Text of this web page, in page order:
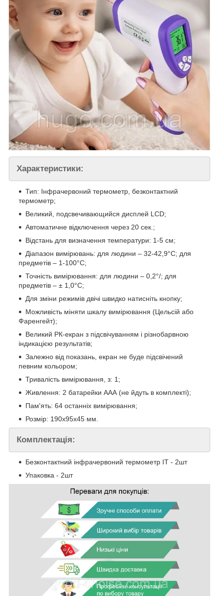
Характеристики:
Тип: Інфрачервоний термометр, безконтактний
термометр;
Великий, подсвечивающийся дисплей LCD;
Автоматичне відключення через 20 сек.;
Відстань для визначення температури: 1-5 см;
Діапазон вимірювань: для людини – 32-42,9°C; для
предметів – 1-100°C;
Точність вимірювання: для людини – 0,2°/; для
предметів – ± 1,0°C;
Для зміни режимів двічі швидко натисніть кнопку;
Можливість міняти шкалу вимірювання (Цельсій або
Фаренгейт);
Великий РК-екран з підсвічуванням і різнобарвною
індикацією результатів;
Залежно від показань, екран не буде підсвічений
певним кольором;
Тривалість вимірювання, з: 1;
Живлення: 2 батарейки ААА (не йдуть в комплекті);
Пам'ять: 64 останніх вимірювання;
Розмір: 190х95х45 мм.
Комплектація:
Безконтактний інфрачервоний термометр IT - 2шт
Упаковка - 2шт